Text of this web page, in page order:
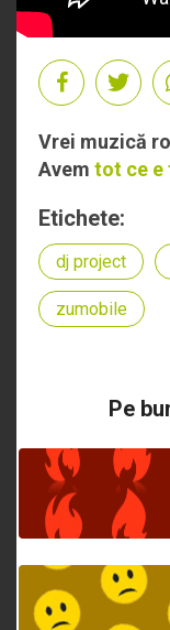
Vrei muzică
Avem tot ce e
Etichete:
dj project
zumobile
Pe